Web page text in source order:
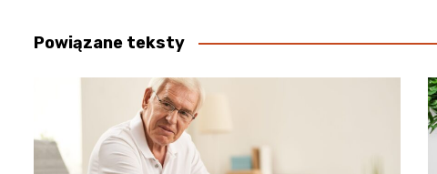
wpisu
Powiązane teksty